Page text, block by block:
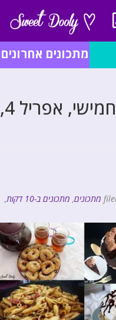
מתכונים אחרונים
יום חמישי, אפריל 4,
מתכונים, מתכונים ב-10 דקות
,